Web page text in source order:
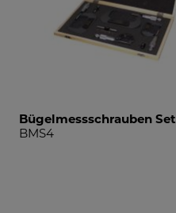
Bügelmessschrauben Set
BMS4